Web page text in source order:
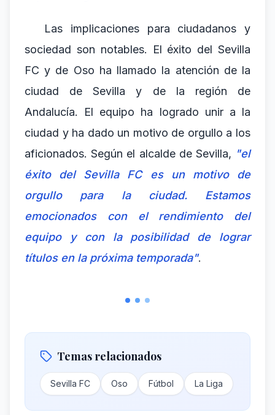
Las implicaciones para ciudadanos y
sociedad son notables. El éxito del Sevilla
FC y de Oso ha llamado la atención de la
ciudad de Sevilla y de la región de
Andalucía. El equipo ha logrado unir a la
ciudad y ha dado un motivo de orgullo a los
aficionados. Según el alcalde de Sevilla, "el
éxito del Sevilla FC es un motivo de
orgullo para la ciudad. Estamos
emocionados con el rendimiento del
equipo y con la posibilidad de lograr
títulos en la próxima temporada".
Temas relacionados
Sevilla FC Oso Fútbol La Liga